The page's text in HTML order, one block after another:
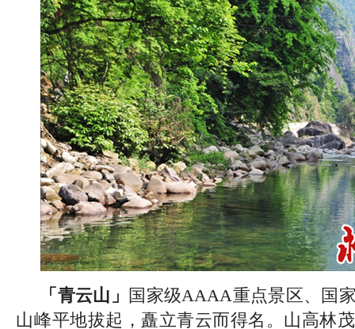
「青云山」 国家级AAAA重点景区、国
山峰平地拔起，矗立青云而得名。山高林